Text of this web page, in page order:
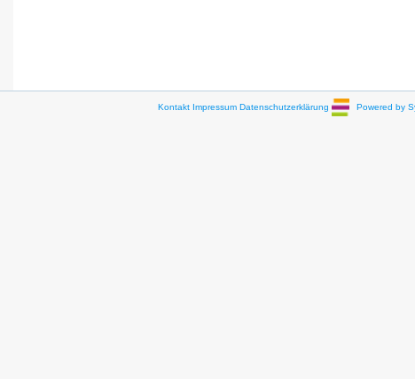
Kontakt Impressum Datenschutzerklärung Powered by